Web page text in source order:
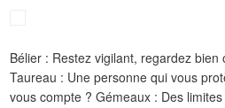
Bélier : Restez vigilant, regardez
Taureau : Une personne qui vous
vous compte ? Gémeaux : Des